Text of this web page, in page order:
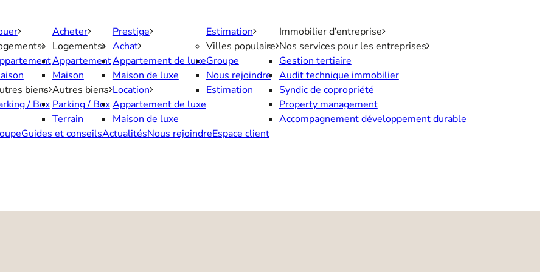
biens
/ Box
Acheter
Logements
Appartement
Maison
Autres biens
Parking / Box
Terrain
Prestige
Achat
Appartement de luxe
Maison de luxe
Location
Appartement de luxe
Maison de luxe
Estimation
Villes populaire
Groupe
Nous rejoindre
Estimation
Immobilier d’entreprise
Nos services pour les entreprises
Gestion tertiaire
Audit technique immobilier
Syndic de copropriété
Property management
Accompagnement développement durable
Guides et conseilsActualitésNous rejoindreEspace client